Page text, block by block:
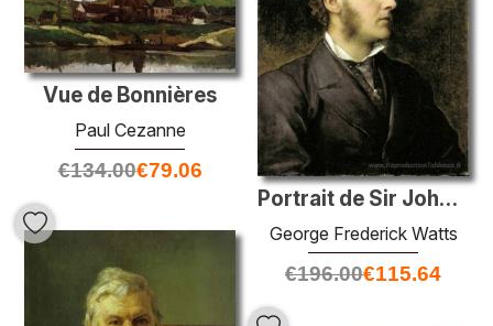
Portrait de Sir John Everett Millais
George Frederick Watts
€196.00€115.64
Vue de Bonnières
Paul Cezanne
€134.00€79.06